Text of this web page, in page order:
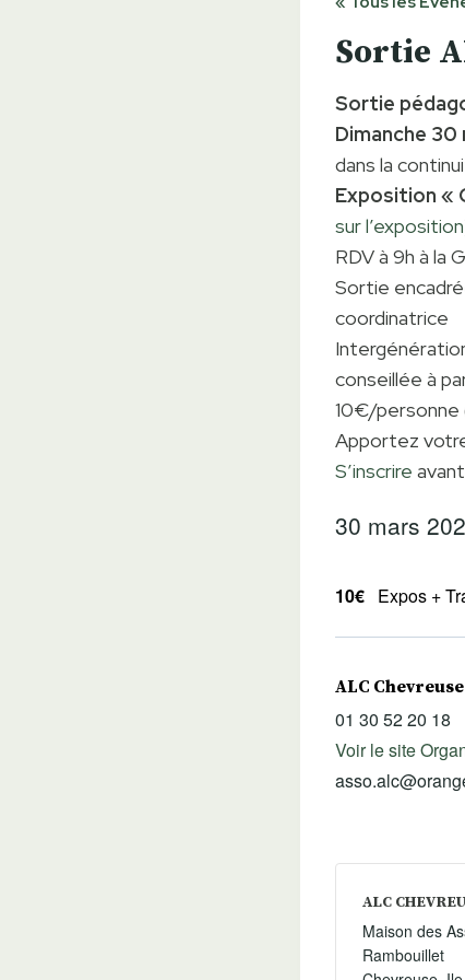
Sortie
Sortie
Dimanche 30
dans la
Exposition «
sur l’exposition
RDV à 9h à la
Sortie
coordinatrice
conseillée à
10€/
Apportez
S’inscrire
30 mars
10€ Expos +
ALC Chevreuse
01 30 52 20 18
Voir le site
ALC
Maison des
Rambouillet